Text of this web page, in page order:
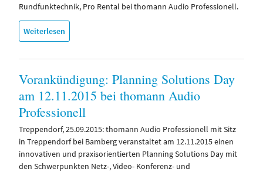
Rundfunktechnik, Pro Rental bei thomann Audio Professionell.
Weiterlesen
Vorankündigung: Planning Solutions Day
am 12.11.2015 bei thomann Audio
Professionell
Treppendorf, 25.09.2015: thomann Audio Professionell mit Sitz
in Treppendorf bei Bamberg veranstaltet am 12.11.2015 einen
innovativen und praxisorientierten Planning Solutions Day mit
den Schwerpunkten Netz-, Video- Konferenz- und